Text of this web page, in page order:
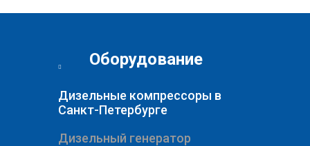
Оборудование
Дизельные компрессоры в
Санкт-Петербурге
Дизельный генератор